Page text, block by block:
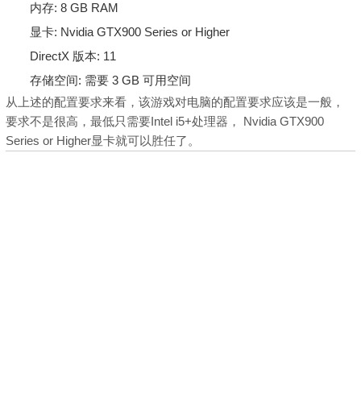
内存: 8 GB RAM
显卡: Nvidia GTX900 Series or Higher
DirectX 版本: 11
存储空间: 需要 3 GB 可用空间
从上述的配置要求来看，该游戏对电脑的配置要求应该是一般，
要求不是很高，最低只需要Intel i5+处理器，
Nvidia GTX900
Series or Higher显卡就可以胜任了。